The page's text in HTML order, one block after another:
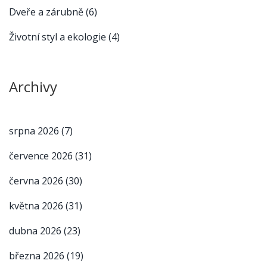
Dveře a zárubně(6)
Životní styl a ekologie (4)
Archivy
srpna 2026 (7)
července 2026 (31)
června 2026 (30)
května 2026 (31)
dubna 2026 (23)
března 2026 (19)